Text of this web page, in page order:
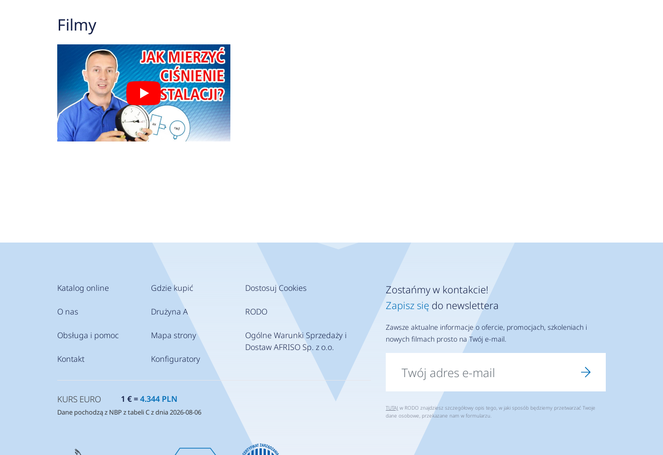
Filmy
Katalog online
O nas
Obsługa i pomoc
Kontakt
Gdzie kupić
Drużyna A
Mapa strony
Konfiguratory
Dostosuj Cookies
RODO
Ogólne Warunki Sprzedaży i
Dostaw AFRISO Sp. z o.o.
Zostańmy w kontakcie!
Zapisz się do newslettera
Zawsze aktualne informacje o ofercie, promocjach, szkoleniach i
nowych filmach prosto na Twój e-mail.
TUTAJ w RODO znajdziesz szczegółowy opis tego, w jaki sposób będziemy przetwarzać Twoje
dane osobowe, przekazane nam w formularzu.
KURS EURO 1 € =4.344 PLN
Dane pochodzą z NBP z tabeli C z dnia 2026-08-06